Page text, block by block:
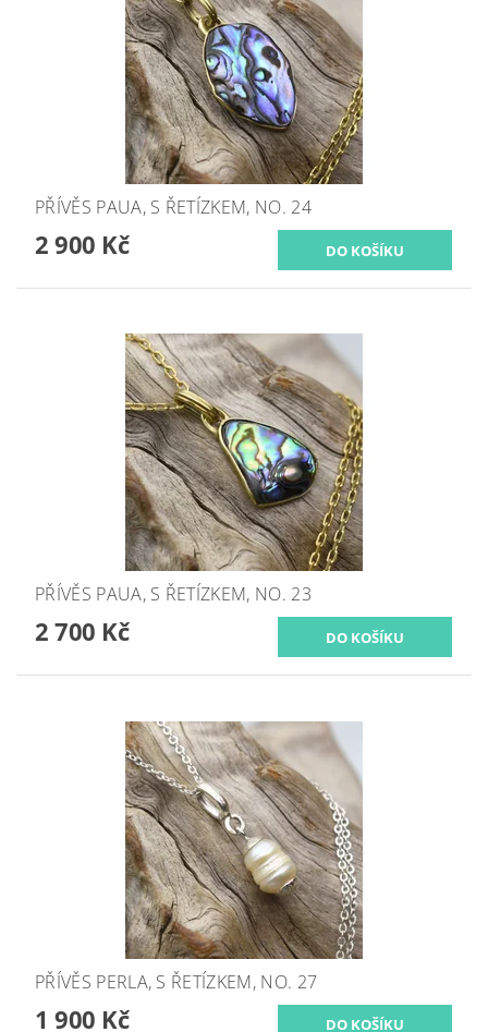
PŘÍVĚS PAUA, S ŘETÍZKEM, NO. 24
2 900 Kč
PŘÍVĚS PAUA, S ŘETÍZKEM, NO. 23
2 700 Kč
PŘÍVĚS PERLA, S ŘETÍZKEM, NO. 27
1 900 Kč